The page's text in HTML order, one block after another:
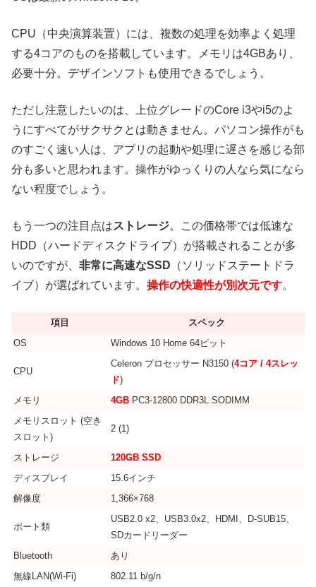
CPU（中央演算装置）には、複数の処理を効率よく処理
する4コアのものを搭載しています。メモリは4GBあり、
必要十分。デザインソフトも使用できるでしょう。
ただし注意したいのは、上位グレードのCore i3やi5のよ
うにすべてがサクサクとは動きません。パソコン操作がも
のすごく速い人は、アプリの起動や処理に遅さを感じる部
分も多いと思われます。操作がゆっくりの人なら気になら
ない程度でしょう。
もう一つの注目点はストレージ。この価格帯では低速な
HDD（ハードディスクドライブ）が搭載されることが多
いのですが、 非常に高速なSSD （ソリッドステートドラ
イブ）が選ばれています。 操作の快適性が別次元です。
項目
スペック
OS
Windows 10 Home 64ビット
CPU
Celeron プロセッサー N3150 (4コア / 4スレッ
ド)
メモリ
4GB PC3-12800 DDR3L SODIMM
メモリスロット (空き
スロット)
2 (1)
ストレージ
120GB SSD
ディスプレイ
15.6インチ
解像度
1,366×768
ポート類
USB2.0 x2、USB3.0x2、HDMI、D-SUB15、
SDカードリーダー
Bluetooth
あり
無線LAN(Wi-Fi)
802.11 b/g/n